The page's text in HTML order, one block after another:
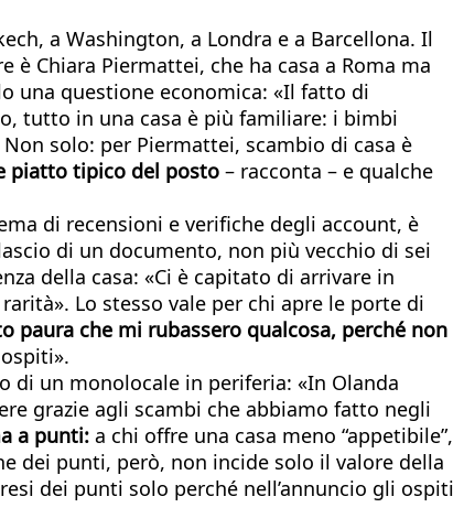
a Washington, a Londra e a Barcellona. Il
Chiara Piermattei, che ha casa a Roma ma
una questione economica: «Il fatto di
tutto in una casa è più familiare: i bimbi
solo: per Piermattei, scambio di casa è
piatto tipico del posto – racconta – e qualche
di recensioni e verifiche degli account, è
di un documento, non più vecchio di sei
della casa: «Ci è capitato di arrivare in
Lo stesso vale per chi apre le porte di
paura che mi rubassero qualcosa, perché non
di un monolocale in periferia: «In Olanda
grazie agli scambi che abbiamo fatto negli
a punti: a chi offre una casa meno “appetibile”,
dei punti, però, non incide solo il valore della
dei punti solo perché nell’annuncio gli ospiti